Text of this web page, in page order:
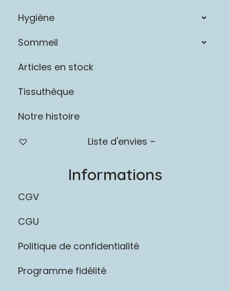
Hygiène
Sommeil
Articles en stock
Tissuthèque
Notre histoire
Liste d'envies –
Informations
CGV
CGU
Politique de confidentialité
Programme fidélité